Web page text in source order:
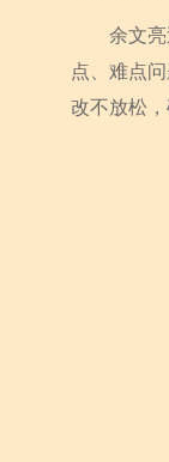
余文亮巡
点、难点
改不放松